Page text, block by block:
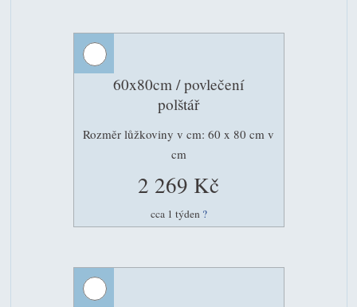
60x80cm / povlečení
polštář
Rozměr lůžkoviny v cm: 60 x 80 cm v
cm
2 269 Kč
cca 1 týden ?